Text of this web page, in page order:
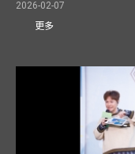
2026-02-07
更多